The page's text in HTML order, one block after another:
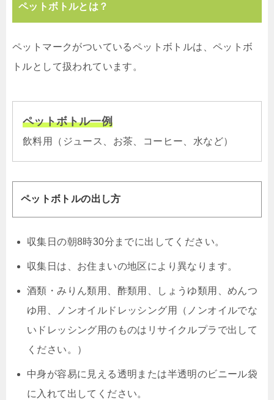
ペットボトルとは？
ペットマークがついているペットボトルは、ペットボ
トルとして扱われています。
ペットボトル一例
飲料用（ジュース、お茶、コーヒー、水など）
ペットボトルの出し方
収集日の朝8時30分までに出してください。
収集日は、お住まいの地区により異なります。
酒類・みりん類用、酢類用、しょうゆ類用、めんつ
ゆ用、ノンオイルドレッシング用（ノンオイルでな
いドレッシング用のものはリサイクルプラで出して
ください。）
中身が容易に見える透明または半透明のビニール袋
に入れて出してください。